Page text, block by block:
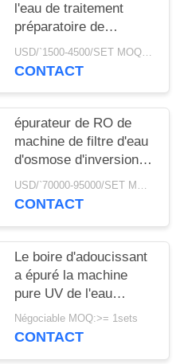
l'eau de traitement
préparatoire de
système d'adoucissant
d'usine de purification
15000L/H FRP
USD/`1500-4500/SET MOQ:1 ensemble
CONTACT
épurateur de RO de
machine de filtre d'eau
d'osmose d'inversion
1000lph avec
l'adoucissant
USD/`70000-95000/SET MOQ:1 ensemble
CONTACT
Le boire d'adoucissant
a épuré la machine
pure UV de l'eau
d'osmose d'inversion
de système de
Négociable MOQ:>= 1sets
CONTACT